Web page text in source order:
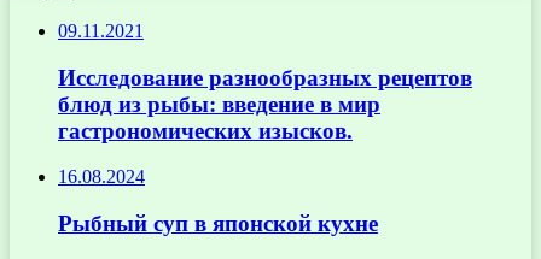
09.11.2021
Исследование разнообразных рецептов
блюд из рыбы: введение в мир
гастрономических изысков.
16.08.2024
Рыбный суп в японской кухне